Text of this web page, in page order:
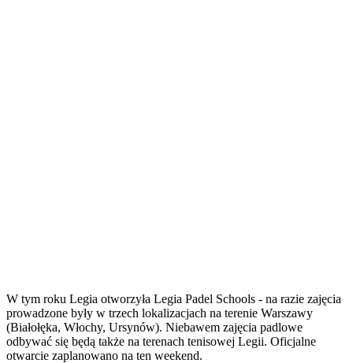
W tym roku Legia otworzyła Legia Padel Schools - na razie zajęcia
prowadzone były w trzech lokalizacjach na terenie Warszawy
(Białołęka, Włochy, Ursynów). Niebawem zajęcia padlowe
odbywać się będą także na terenach tenisowej Legii. Oficjalne
otwarcie zaplanowano na ten weekend.